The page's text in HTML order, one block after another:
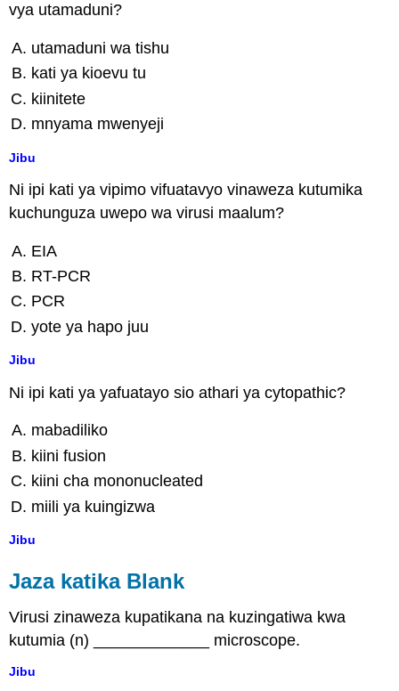
vya utamaduni?
utamaduni wa tishu
kati ya kioevu tu
kiinitete
mnyama mwenyeji
Jibu
Ni ipi kati ya vipimo vifuatavyo vinaweza kutumika
kuchunguza uwepo wa virusi maalum?
EIA
RT-PCR
PCR
yote ya hapo juu
Jibu
Ni ipi kati ya yafuatayo sio athari ya cytopathic?
mabadiliko
kiini fusion
kiini cha mononucleated
miili ya kuingizwa
Jibu
Jaza katika Blank
Virusi zinaweza kupatikana na kuzingatiwa kwa
kutumia (n) _____________ microscope.
Jibu